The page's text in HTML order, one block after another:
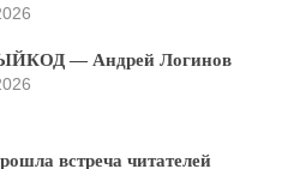
— Андрей Логинов
встреча читателей